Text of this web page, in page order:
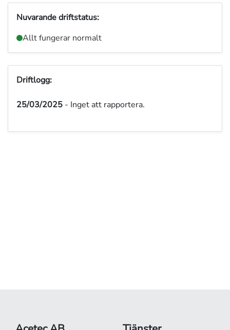
Nuvarande driftstatus:
Allt fungerar normalt
Driftlogg:
25/03/2025 - Inget att rapportera.